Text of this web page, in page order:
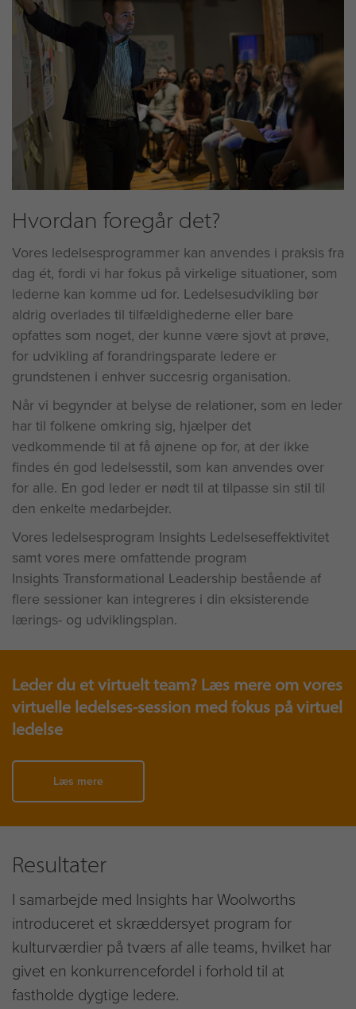
Hvordan foregår det?
Vores ledelsesprogrammer kan anvendes i praksis fra
dag ét, fordi vi har fokus på virkelige situationer, som
lederne kan komme ud for. Ledelsesudvikling bør
aldrig overlades til tilfældighederne eller bare
opfattes som noget, der kunne være sjovt at prøve,
for udvikling af forandringsparate ledere er
grundstenen i enhver succesrig organisation.
Når vi begynder at belyse de relationer, som en leder
har til folkene omkring sig, hjælper det
vedkommende til at få øjnene op for, at der ikke
findes én god ledelsesstil, som kan anvendes over
for alle. En god leder er nødt til at tilpasse sin stil til
den enkelte medarbejder.
Vores ledelsesprogram Insights Ledelseseffektivitet
samt vores mere omfattende program
Insights Transformational Leadership bestående af
flere sessioner kan integreres i din eksisterende
lærings- og udviklingsplan.
Leder du et virtuelt team? Læs mere om vores
virtuelle ledelses-session med fokus på virtuel
ledelse
Læs mere
Resultater
I samarbejde med Insights har Woolworths
introduceret et skræddersyet program for
kulturværdier på tværs af alle teams, hvilket har
givet en konkurrencefordel i forhold til at
fastholde dygtige ledere.